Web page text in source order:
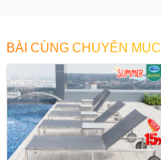
BÀI CÙNG CHUYÊN MỤC